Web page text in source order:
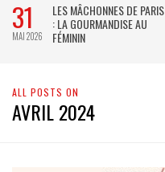
31
MAI 2026
LES MÂCHONNES DE PARIS
: LA GOURMANDISE AU
FÉMININ
ALL POSTS ON
AVRIL 2024